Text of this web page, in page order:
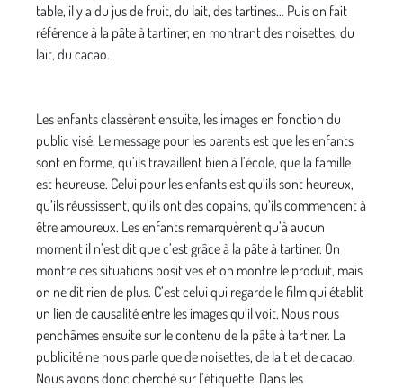
table, il y a du jus de fruit, du lait, des tartines… Puis on fait
référence à la pâte à tartiner, en montrant des noisettes, du
lait, du cacao.
Les enfants classèrent ensuite, les images en fonction du
public visé. Le message pour les parents est que les enfants
sont en forme, qu’ils travaillent bien à l’école, que la famille
est heureuse. Celui pour les enfants est qu’ils sont heureux,
qu’ils réussissent, qu’ils ont des copains, qu’ils commencent à
être amoureux. Les enfants remarquèrent qu’à aucun
moment il n’est dit que c’est grâce à la pâte à tartiner. On
montre ces situations positives et on montre le produit, mais
on ne dit rien de plus. C’est celui qui regarde le film qui établit
un lien de causalité entre les images qu’il voit. Nous nous
penchâmes ensuite sur le contenu de la pâte à tartiner. La
publicité ne nous parle que de noisettes, de lait et de cacao.
Nous avons donc cherché sur l’étiquette. Dans les